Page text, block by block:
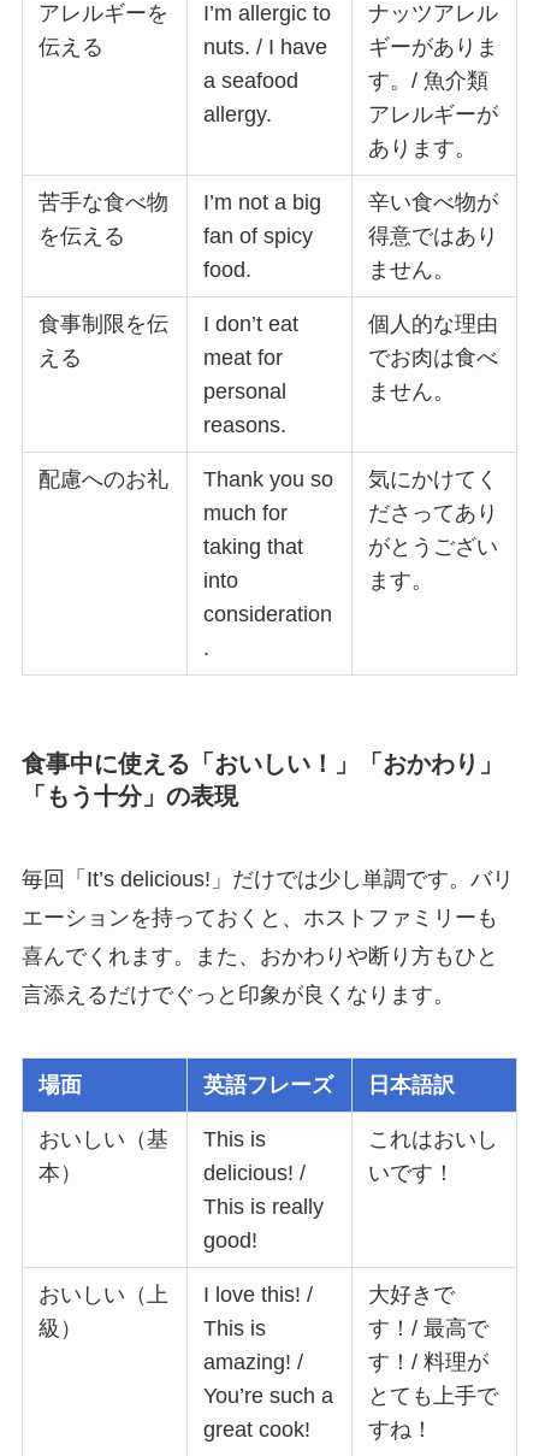
アレルギーを
伝える
I’m allergic to
nuts. / I have
a seafood
allergy.
ナッツアレル
ギーがありま
す。/ 魚介類
アレルギーが
あります。
苦手な食べ物
を伝える
I’m not a big
fan of spicy
food.
辛い食べ物が
得意ではあり
ません。
食事制限を伝
える
I don’t eat
meat for
personal
reasons.
個人的な理由
でお肉は食べ
ません。
配慮へのお礼
Thank you so
much for
taking that
into
consideration
.
気にかけてく
ださってあり
がとうござい
ます。
食事中に使える「おいしい！」「おかわり」
「もう十分」の表現
毎回「It’s delicious!」だけでは少し単調です。バリ
エーションを持っておくと、ホストファミリーも
喜んでくれます。また、おかわりや断り方もひと
言添えるだけでぐっと印象が良くなります。
場面 英語フレーズ 日本語訳
おいしい（基
本）
This is
delicious! /
This is really
good!
これはおいし
いです！
おいしい（上
級）
I love this! /
This is
amazing! /
You’re such a
great cook!
大好きで
す！/ 最高で
す！/ 料理が
とても上手で
すね！